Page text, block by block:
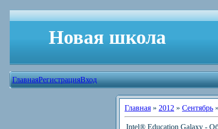
Новая школа
ГлавнаяРегистрацияВход
Главная » 2012 » Сентябрь
Intel® Education Galaxy -